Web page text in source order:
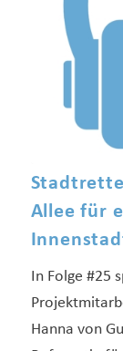
Allee für
In Folge #25
Hanna von